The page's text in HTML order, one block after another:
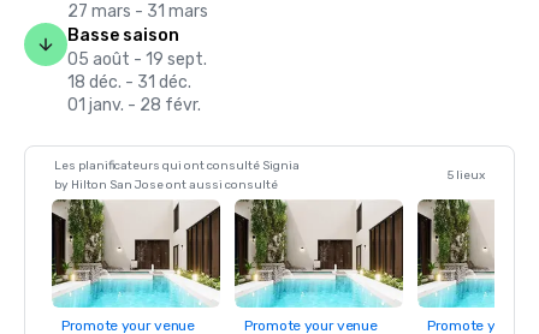
27 mars - 31 mars
Basse saison
05 août - 19 sept.
18 déc. - 31 déc.
01 janv. - 28 févr.
Les planificateurs qui ont consulté Signia
by Hilton San Jose ont aussi consulté
5 lieux
Promote your venue Promote your venue Promote your